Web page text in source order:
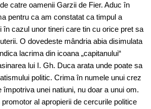
catre oamenii Garzii de Fier. Aduc în
pentru ca am constatat ca timpul a
în cazul unor tineri care tin cu orice pret sa
O dovedeste mândria abia disimulata
lacrima din icoana „capitanului“
lui I. Gh. Duca arata unde poate sa
politic. Crima în numele unui crez
unei natiuni, nu doar a unui om.
al apropierii de cercurile politice